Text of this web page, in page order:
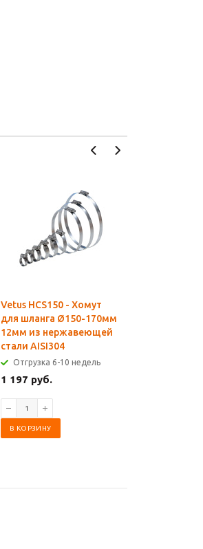
Vetus HCS150 - Хомут
для шланга Ø150-170мм
12мм из нержавеющей
стали AISI304
Отгрузка 6-10 недель
1 197 руб.
В КОРЗИНУ